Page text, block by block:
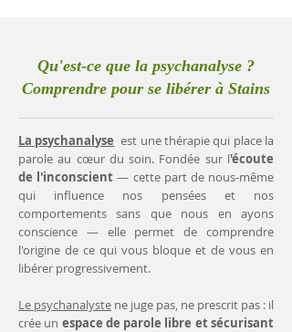
Qu'est-ce que la psychanalyse ?
Comprendre pour se libérer à Stains
La psychanalyse est une thérapie qui place la
parole au cœur du soin. Fondée sur l'écoute
de l'inconscient— cette part de nous-même
qui influence nos pensées et nos
comportements sans que nous en ayons
conscience — elle permet de comprendre
l'origine de ce qui vous bloque et de vous en
libérer progressivement.
Le psychanalyste ne juge pas, ne prescrit pas : il
crée un espace de parole libre et sécurisant